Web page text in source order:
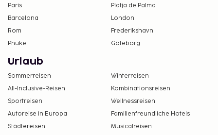
Paris
Platja de Palma
Barcelona
London
Rom
Frederikshavn
Phuket
Göteborg
Urlaub
Sommerreisen
Winterreisen
All-Inclusive-Reisen
Kombinationsreisen
Sportreisen
Wellnessreisen
Autoreise in Europa
Familienfreundliche Hotels
Städtereisen
Musicalreisen